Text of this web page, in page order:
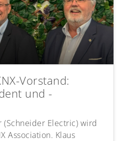
Vorstand:
und -
(Schneider Electric) wird
Association. Klaus